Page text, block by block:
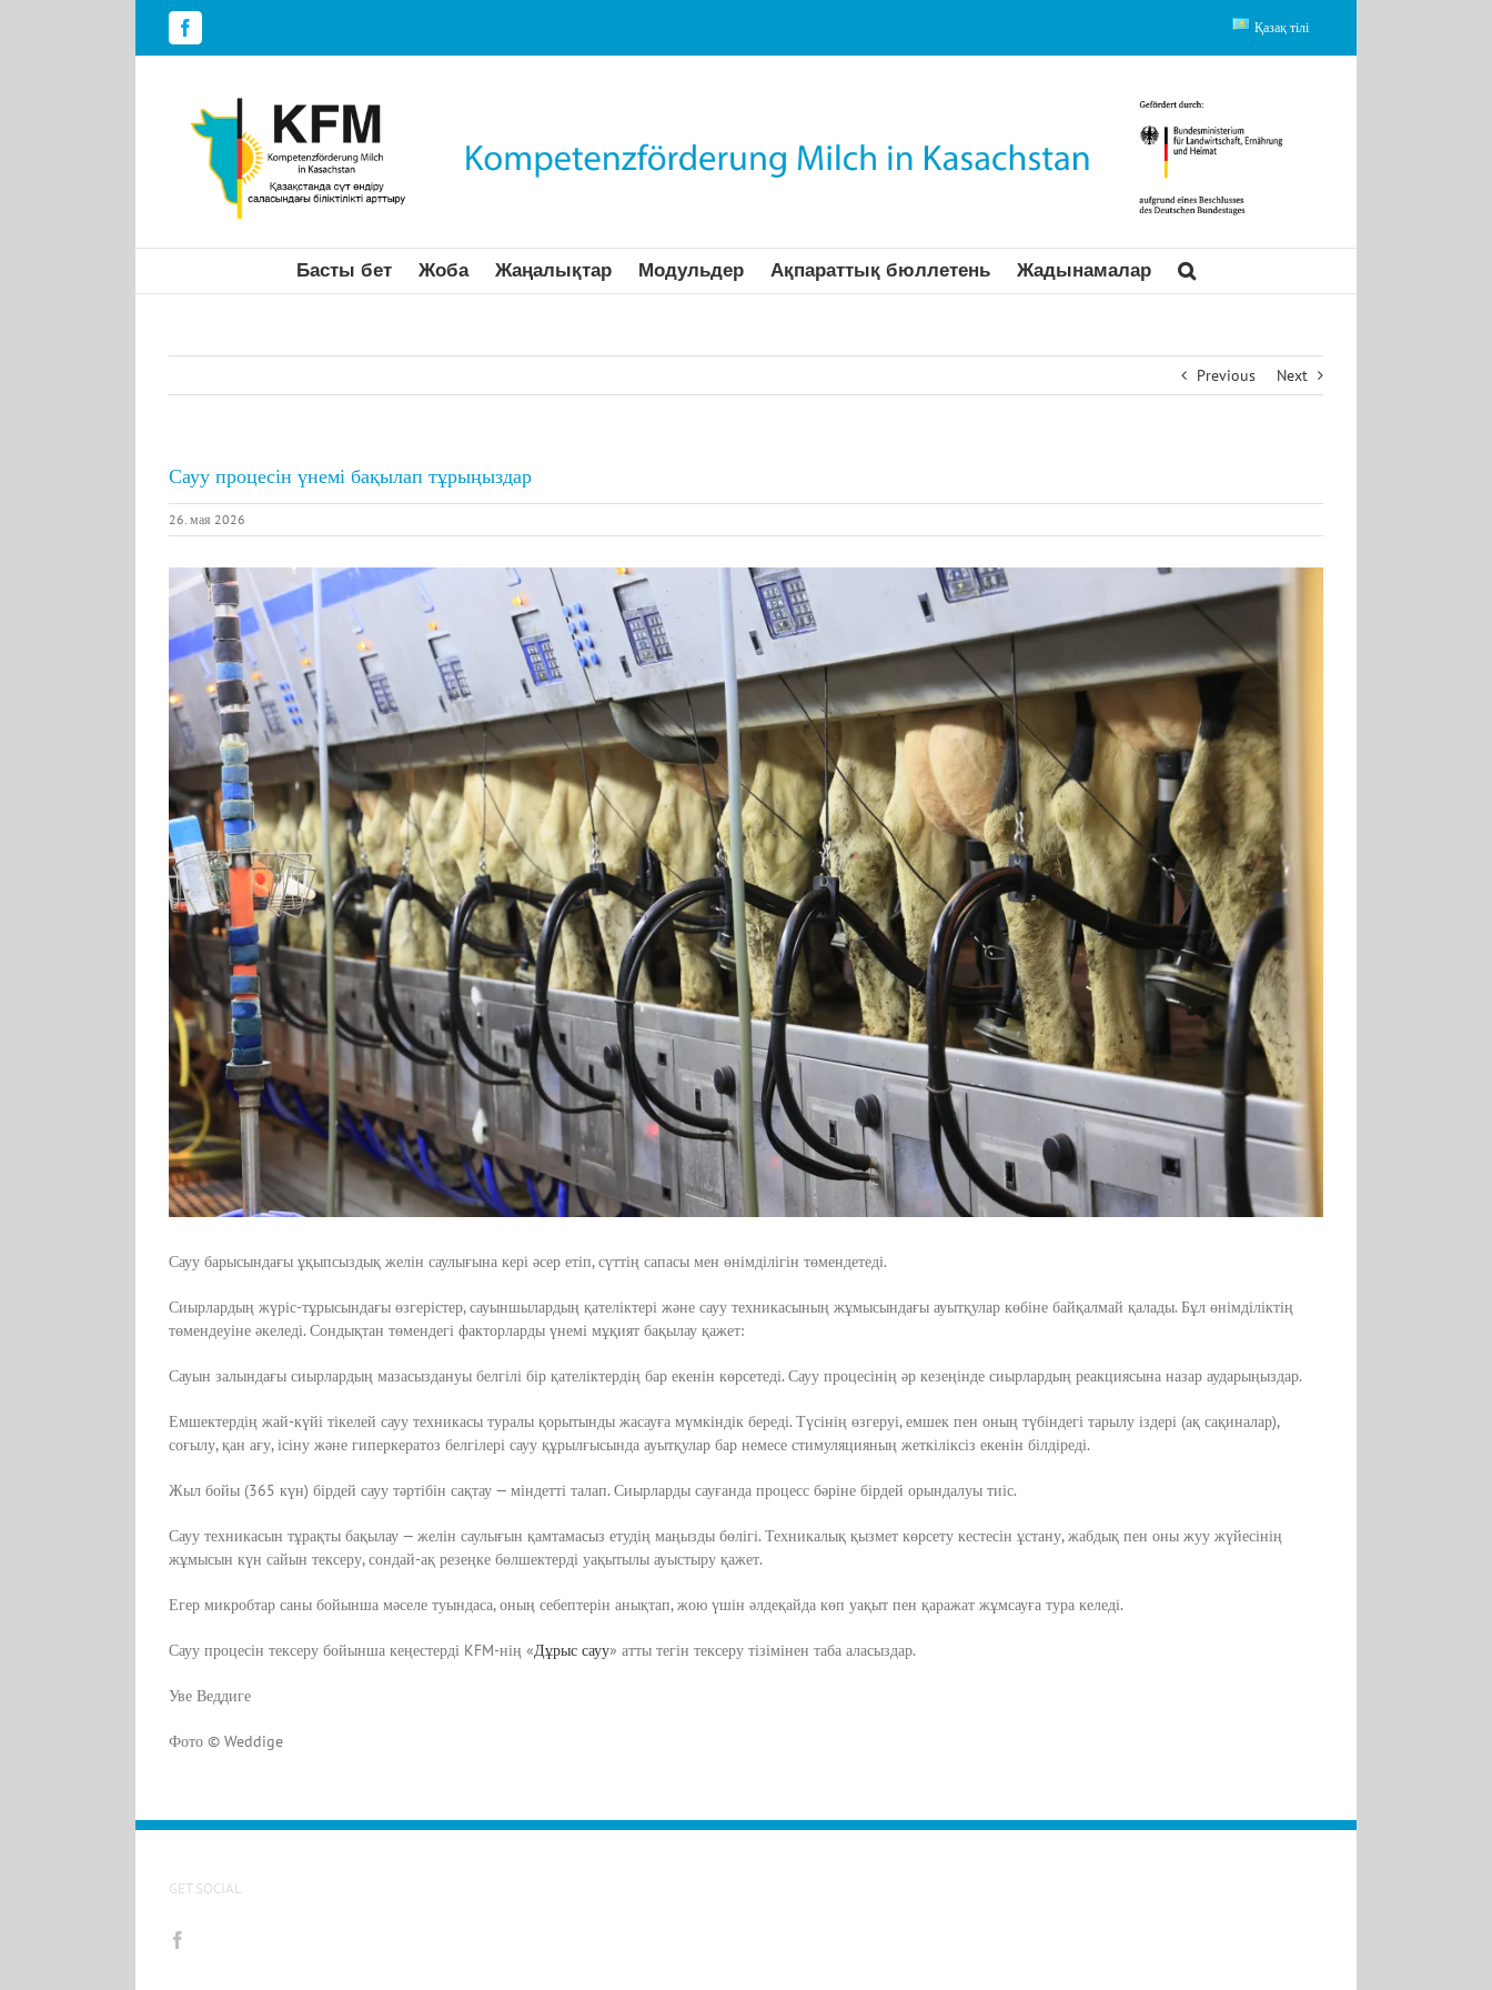
Facebook Қазақ тілі
Басты бет Жоба Жаңалықтар Модульдер Ақпараттық бюллетень Жадынамалар
Previous Next
Сауу процесін үнемі бақылап тұрыңыздар
26. мая 2026
Larger
Image
Сауу барысындағы ұқыпсыздық желін саулығына кері әсер етіп, сүттің сапасы мен өнімділігін төмендетеді.
Сиырлардың жүріс-тұрысындағы өзгерістер, сауыншылардың қателіктері және сауу техникасының жұмысындағы ауытқулар көбіне байқалмай қалады. Бұл өнімділіктің
төмендеуіне әкеледі. Сондықтан төмендегі факторларды үнемі мұқият бақылау қажет:
Сауын залындағы сиырлардың мазасыздануы белгілі бір қателіктердің бар екенін көрсетеді. Сауу процесінің әр кезеңінде сиырлардың реакциясына назар аударыңыздар.
Емшектердің жай-күйі тікелей сауу техникасы туралы қорытынды жасауға мүмкіндік береді. Түсінің өзгеруі, емшек пен оның түбіндегі тарылу іздері (ақ сақиналар),
соғылу, қан ағу, ісіну және гиперкератоз белгілері сауу құрылғысында ауытқулар бар немесе стимуляцияның жеткіліксіз екенін білдіреді.
Жыл бойы (365 күн) бірдей сауу тәртібін сақтау — міндетті талап. Сиырларды сауғанда процесс бәріне бірдей орындалуы тиіс.
Сауу техникасын тұрақты бақылау — желін саулығын қамтамасыз етудің маңызды бөлігі. Техникалық қызмет көрсету кестесін ұстану, жабдық пен оны жуу жүйесінің
жұмысын күн сайын тексеру, сондай-ақ резеңке бөлшектерді уақытылы ауыстыру қажет.
Егер микробтар саны бойынша мәселе туындаса, оның себептерін анықтап, жою үшін әлдеқайда көп уақыт пен қаражат жұмсауға тура келеді.
Сауу процесін тексеру бойынша кеңестерді KFM-нің «Дұрыс сауу» атты тегін тексеру тізімінен таба аласыздар.
Уве Веддиге
Фото © Weddige
GET SOCIAL